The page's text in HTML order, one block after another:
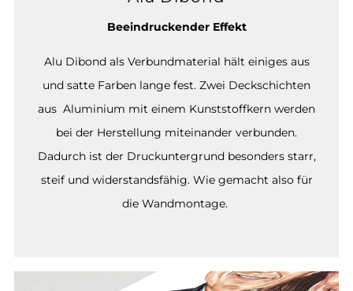
Beeindruckender Effekt
Alu Dibond als Verbundmaterial hält einiges aus
und satte Farben lange fest. Zwei Deckschichten
aus Aluminium mit einem Kunststoffkern werden
bei der Herstellung miteinander verbunden.
Dadurch ist der Druckuntergrund besonders starr,
steif und widerstandsfähig. Wie gemacht also für
die Wandmontage.